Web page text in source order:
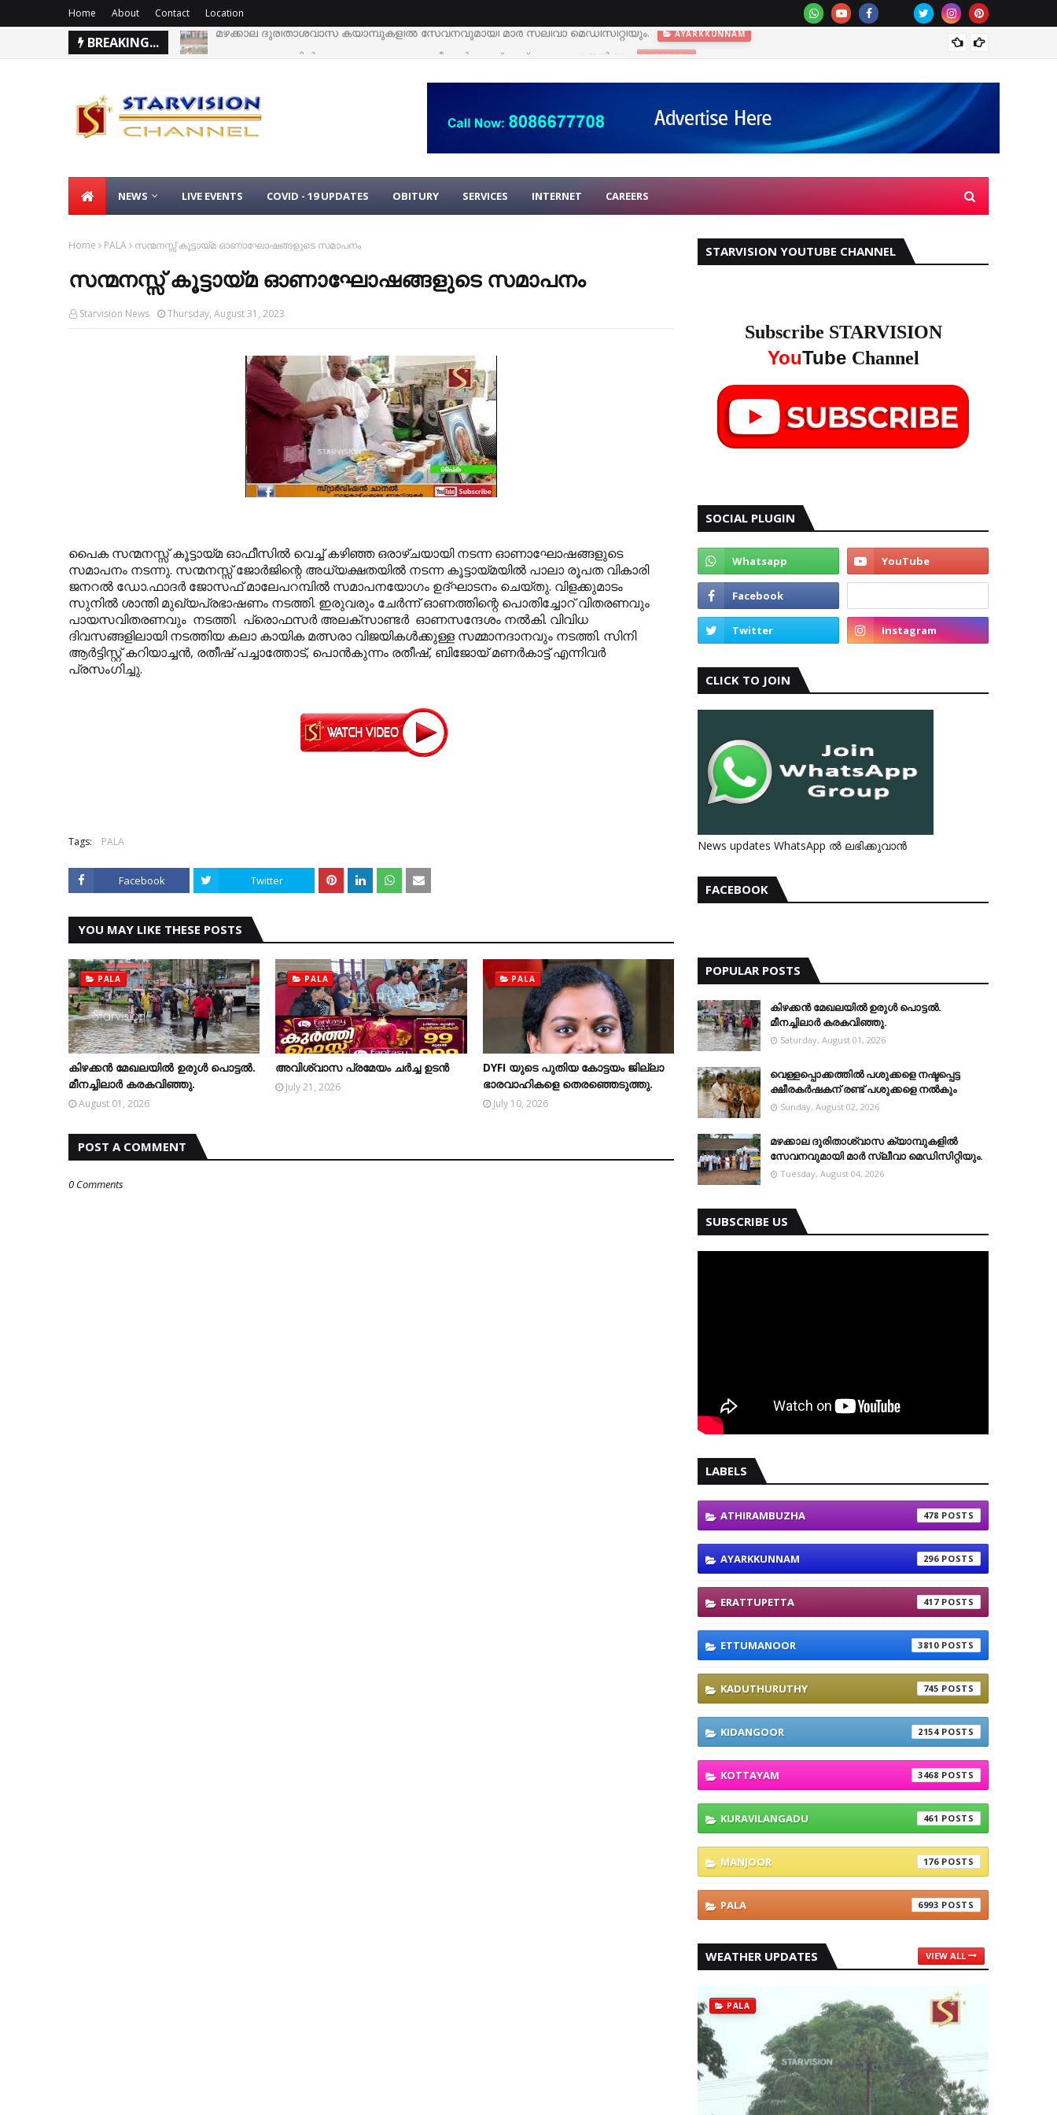
Home About Contact Location
BREAKING... വെള്ളപ്പൊക്കത്തില്‍ പശുക്കളെ നഷ്ടപ്പെട്ട ക്ഷീരകര്‍ഷകന് രണ്ട് പശുക്കളെ നല്‍കും TEEKOY
NEWS LIVE EVENTS COVID - 19 UPDATES OBITURY SERVICES INTERNET CAREERS
Home PALA സന്മനസ്സ് കൂട്ടായ്മ ഓണാഘോഷങ്ങളുടെ സമാപനം
സന്മനസ്സ് കൂട്ടായ്മ ഓണാഘോഷങ്ങളുടെ സമാപനം
Starvision News Thursday, August 31, 2023
പൈക സന്മനസ്സ് കൂട്ടായ്മ ഓഫീസില്‍ വെച്ച് കഴിഞ്ഞ ഒരാഴ്ചയായി നടന്ന ഓണാഘോഷങ്ങളുടെ
സമാപനം നടന്നു. സന്മനസ്സ് ജോര്‍ജിന്റെ അധ്യക്ഷതയില്‍ നടന്ന കൂട്ടായ്മയില്‍ പാലാ രൂപത വികാരി
ജനറല്‍ ഡോ.ഫാദര്‍ ജോസഫ് മാലേപറമ്പില്‍ സമാപനയോഗം ഉദ്ഘാടനം ചെയ്തു. വിളക്കുമാടം
സുനില്‍ ശാന്തി മുഖ്യപ്രഭാഷണം നടത്തി. ഇരുവരും ചേര്‍ന്ന് ഓണത്തിന്റെ പൊതിച്ചോറ് വിതരണവും
പായസവിതരണവും നടത്തി. പ്രൊഫസര്‍ അലക്‌സാണ്ടര്‍ ഓണസന്ദേശം നല്‍കി. വിവിധ
ദിവസങ്ങളിലായി നടത്തിയ കലാ കായിക മത്സരാ വിജയികള്‍ക്കുള്ള സമ്മാനദാനവും നടത്തി. സിനി
ആര്‍ട്ടിസ്റ്റ് കറിയാച്ചന്‍, രതീഷ് പച്ചാത്തോട്, പൊന്‍കുന്നം രതീഷ്, ബിജോയ് മണര്‍കാട്ട് എന്നിവര്‍
പ്രസംഗിച്ചു.
Tags: PALA
Facebook Twitter
YOU MAY LIKE THESE POSTS
PALA
കിഴക്കന്‍ മേഖലയില്‍ ഉരുള്‍ പൊട്ടല്‍.
മീനച്ചിലാര്‍ കരകവിഞ്ഞു.
August 01, 2026
PALA
അവിശ്വാസ പ്രമേയം ചര്‍ച്ച ഉടന്‍
July 21, 2026
PALA
DYFI യുടെ പുതിയ കോട്ടയം ജില്ലാ
ഭാരവാഹികളെ തെരഞ്ഞെടുത്തു.
July 10, 2026
POST A COMMENT
0 Comments
STARVISION YOUTUBE CHANNEL
Subscribe STARVISION
YouTube Channel
SOCIAL PLUGIN
CLICK TO JOIN
News updates WhatsApp ൽ ലഭിക്കുവാൻ
FACEBOOK
POPULAR POSTS
കിഴക്കന്‍ മേഖലയില്‍ ഉരുള്‍ പൊട്ടല്‍.
മീനച്ചിലാര്‍ കരകവിഞ്ഞു.
Saturday, August 01, 2026
വെള്ളപ്പൊക്കത്തില്‍ പശുക്കളെ നഷ്ടപ്പെട്ട
ക്ഷീരകര്‍ഷകന് രണ്ട് പശുക്കളെ നല്‍കും
Sunday, August 02, 2026
മഴക്കാല ദുരിതാശ്വാസ ക്യാമ്പുകളിൽ
സേവനവുമായി മാർ സ്ലീവാ മെഡിസിറ്റിയും.
Tuesday, August 04, 2026
SUBSCRIBE US
LABELS
ATHIRAMBUZHA 478
AYARKKUNNAM 296
ERATTUPETTA 417
ETTUMANOOR 3810
KADUTHURUTHY 745
KIDANGOOR 2154
KOTTAYAM 3468
KURAVILANGADU 461
MANJOOR 176
PALA 6993
WEATHER UPDATES VIEW ALL
PALA